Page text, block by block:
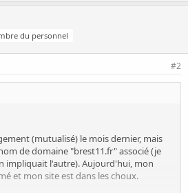
du personnel
#2
(mutualisé) le mois dernier, mais
de domaine "brest11.fr" associé (je
impliquait l'autre). Aujourd'hui, mon
et mon site est dans les choux.